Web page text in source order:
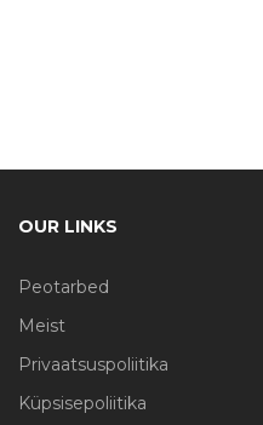
OUR LINKS
Peotarbed
Meist
Privaatsuspoliitika
Küpsisepoliitika